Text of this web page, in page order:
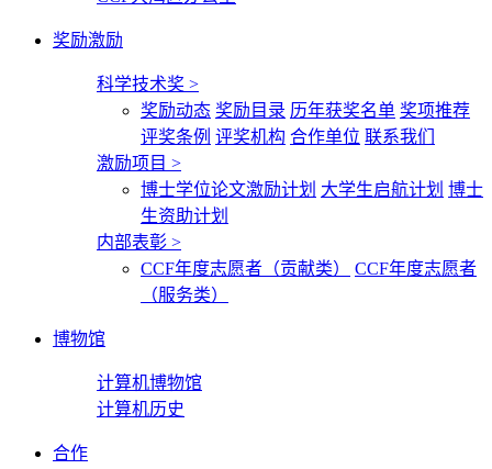
奖励激励
科学技术奖 >
奖励动态 奖励目录 历年获奖名单 奖项推荐
评奖条例 评奖机构 合作单位 联系我们
激励项目 >
博士学位论文激励计划 大学生启航计划 博士
生资助计划
内部表彰 >
CCF年度志愿者（贡献类）
CCF年度志愿者
（服务类）
博物馆
计算机博物馆
计算机历史
合作